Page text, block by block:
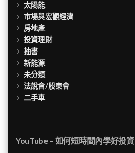
太陽能
市場與宏觀經濟
房地產
投資理財
抽書
新能源
未分類
法說會/股東會
二手車
YouTube – 如何短時間內學好投資